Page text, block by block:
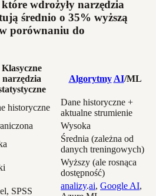
wdrożyły narzędzia
średnio o 35% wyższą
porównaniu do
Klasyczne
narzędzia
Algorytmy AI/ML
historyczne
Dane historyczne +
aktualne strumienie
Wysoka
Średnia (zależna od
danych treningowych)
Wyższy (ale rosnąca
dostępność)
SPSS
analizy.ai, Google AI,